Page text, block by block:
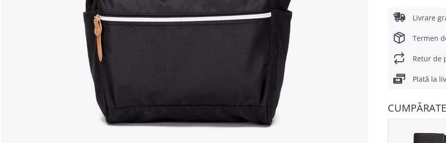
Livrare
Termen
Retur de
Plată la